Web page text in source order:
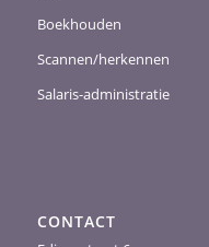
Boekhouden
Scannen/herkennen
Salaris-administratie
CONTACT